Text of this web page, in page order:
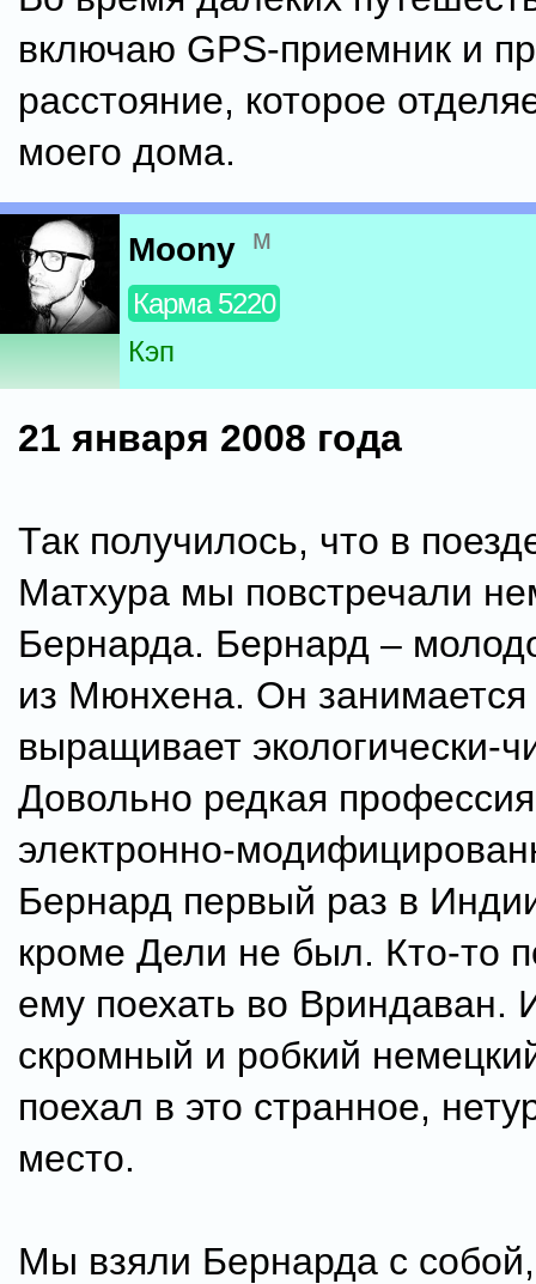
включаю GPS-приемник и
расстояние, которое
моего дома.
Moony м
Карма 5220
Кэп
21 января 2008 года
Так получилось, что в
Матхура мы повстречали
Бернарда. Бернард –
из Мюнхена. Он занимается
выращивает экологически-
Довольно редкая
электронно-
Бернард первый раз в
кроме Дели не был. Кто-то
ему поехать во Вриндаван.
скромный и робкий
поехал в это странное,
место.
Мы взяли Бернарда с